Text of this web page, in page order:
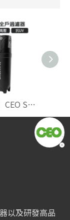
全戶快拆｜ CEO S300雙向｜單管四效 折疊式PP+燒結碳+載銀+除鉛
以及研發高品